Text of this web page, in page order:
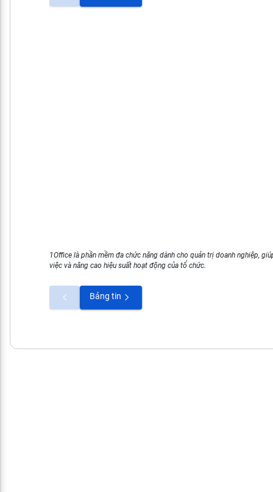
1Office là phần mềm đa chức năng dành cho quản trị doanh nghiệp,
việc và nâng cao hiệu suất hoạt động của tổ chức.
Bảng tin